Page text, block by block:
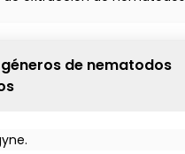
de nematodos